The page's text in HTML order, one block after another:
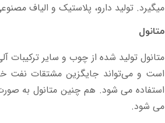
میگیرد. تولید دارو، پلاستیک و الیاف
متانول
متانول تولید شده از چوب و سایر ترکیبات
است و می‌تواند جایگزین مشتقات نفت
استفاده می‌ شود. هم چنین متانول به
می ‌شود.